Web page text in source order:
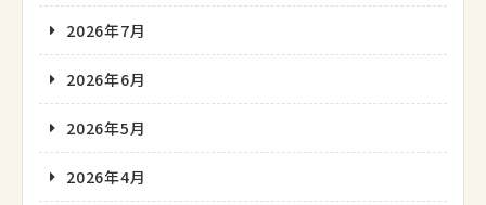
2026年7月
2026年6月
2026年5月
2026年4月